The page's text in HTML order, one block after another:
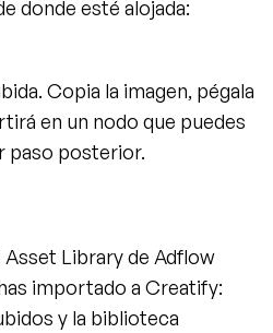
donde esté alojada:
Copia la imagen, pégala
en un nodo que puedes
paso posterior.
Asset Library de Adflow
importado a Creatify:
y la biblioteca